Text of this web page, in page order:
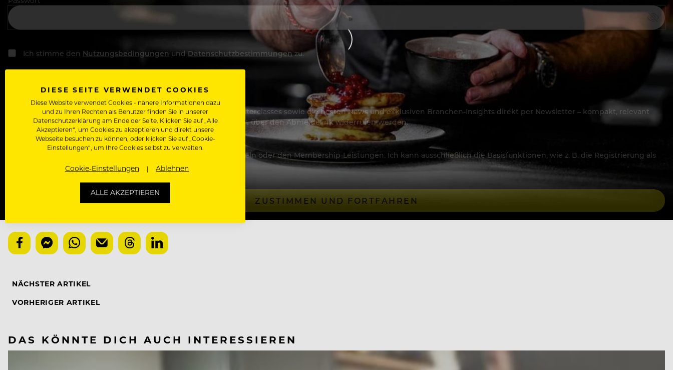
Ich stimme den Nutzungsbedingungen und Datenschutzbestimmungenzu.
Kostenlose Membership (empfohlen)
Voller und kostenloser Zugang zu allen Artikeln, Videos & Masterclasses sowie die besten News und exklusiven Branchen-Insights direkt per Newsletter – kompakt, relevant
und ohne Bullshit. Die Newsletter-Einwilligung kann jederzeit über den Abmeldelink widerrufen werden.
Basic-Registrierung
Mit der Basic-Registrierung habe ich KEINEN Zugang zu Artikeln oder den Membership-Leistungen. Ich kann ausschließlich die Basisfunktionen, wie z. B. die Registrierung als
Bewerber, nutzen.
ZUSTIMMEN UND FORTFAHREN
NÄCHSTER ARTIKEL
VORHERIGER ARTIKEL
DAS KÖNNTE DICH AUCH INTERESSIEREN
DIESE SEITE VERWENDET COOKIES
Diese Website verwendet Cookies - nähere Informationen dazu
und zu Ihren Rechten als Benutzer finden Sie in unserer
Datenschutzerklärung am Ende der Seite. Klicken Sie auf „Alle
Akzeptieren“, um Cookies zu akzeptieren und direkt unsere
Webseite besuchen zu können, oder klicken Sie auf „Cookie-
Einstellungen“, um Ihre Cookies selbst zu verwalten.
Cookie-Einstellungen Ablehnen
ALLE AKZEPTIEREN